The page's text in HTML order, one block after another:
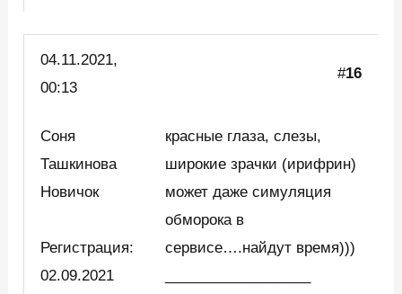
04.11.2021,
00:13
#16
Соня
Ташкинова
Новичок
Регистрация:
02.09.2021
красные глаза, слезы,
широкие зрачки (ирифрин)
может даже симуляция
обморока в
сервисе….найдут время)))